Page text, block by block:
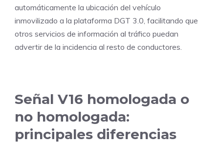
automáticamente la ubicación del vehículo
inmovilizado a la plataforma DGT 3.0, facilitando que
otros servicios de información al tráfico puedan
advertir de la incidencia al resto de conductores.
Señal V16 homologada o
no homologada:
principales diferencias